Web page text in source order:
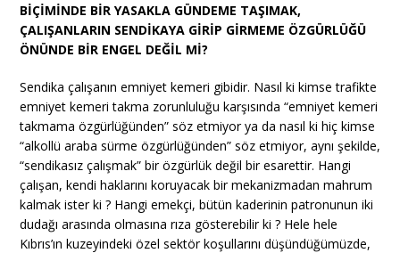
BİÇİMİNDE BİR YASAKLA GÜNDEME TAŞIMAK,
ÇALIŞANLARIN SENDİKAYA GİRİP GİRMEME ÖZGÜRLÜĞÜ
ÖNÜNDE BİR ENGEL DEĞİL Mİ?
Sendika çalışanın emniyet kemeri gibidir. Nasıl ki kimse trafikte
emniyet kemeri takma zorunluluğu karşısında “emniyet kemeri
takmama özgürlüğünden” söz etmiyor ya da nasıl ki hiç kimse
“alkollü araba sürme özgürlüğünden” söz etmiyor, aynı şekilde,
“sendikasız çalışmak” bir özgürlük değil bir esarettir. Hangi
çalışan, kendi haklarını koruyacak bir mekanizmadan mahrum
kalmak ister ki ? Hangi emekçi, bütün kaderinin patronunun iki
dudağı arasında olmasına rıza gösterebilir ki ? Hele hele
Kıbrıs’ın kuzeyindeki özel sektör koşullarını düşündüğümüzde,